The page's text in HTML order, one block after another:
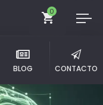
0
BLOG CONTACTO